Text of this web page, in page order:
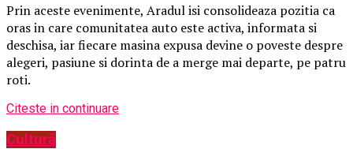
Prin aceste evenimente, Aradul isi consolideaza pozitia ca
oras in care comunitatea auto este activa, informata si
deschisa, iar fiecare masina expusa devine o poveste despre
alegeri, pasiune si dorinta de a merge mai departe, pe patru
roti.
Citeste in continuare
Cultură